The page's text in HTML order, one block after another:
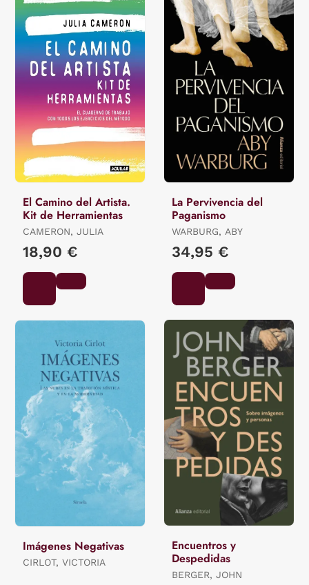
El Camino del Artista.
Kit de Herramientas
CAMERON, JULIA
18,90 €
La Pervivencia del
Paganismo
WARBURG, ABY
34,95 €
Imágenes Negativas
CIRLOT, VICTORIA
Encuentros y
Despedidas
BERGER, JOHN